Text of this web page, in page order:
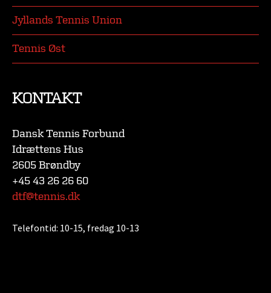
Jyllands Tennis Union
Tennis Øst
KONTAKT
Dansk Tennis Forbund
Idrættens Hus
2605 Brøndby
+45 43 26 26 60
dtf@tennis.dk
Telefontid: 10-15, fredag 10-13